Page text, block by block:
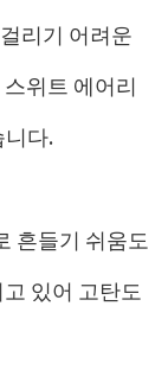
리기 어려운
위트 에어리
다.
흔들기 쉬움도
있어 고탄도